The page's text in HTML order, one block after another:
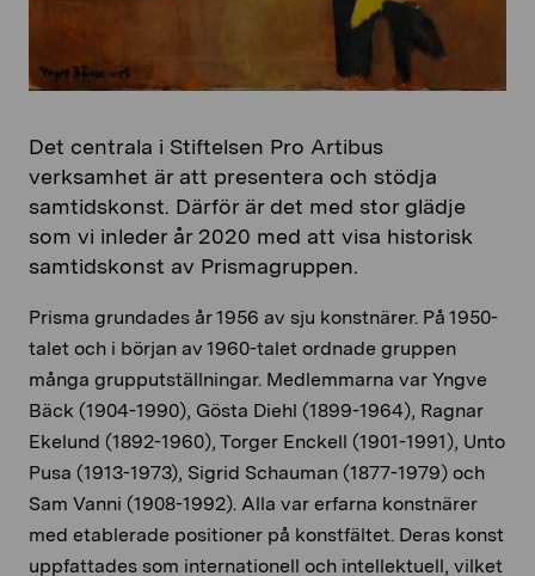
Det centrala i Stiftelsen Pro Artibus
verksamhet är att presentera och stödja
samtidskonst. Därför är det med stor glädje
som vi inleder år 2020 med att visa historisk
samtidskonst av Prismagruppen.
Prisma grundades år 1956 av sju konstnärer. På 1950-
talet och i början av 1960-talet ordnade gruppen
många grupputställningar. Medlemmarna var Yngve
Bäck (1904-1990), Gösta Diehl (1899-1964), Ragnar
Ekelund (1892-1960), Torger Enckell (1901-1991), Unto
Pusa (1913-1973), Sigrid Schauman (1877-1979) och
Sam Vanni (1908-1992). Alla var erfarna konstnärer
med etablerade positioner på konstfältet. Deras konst
uppfattades som internationell och intellektuell, vilket